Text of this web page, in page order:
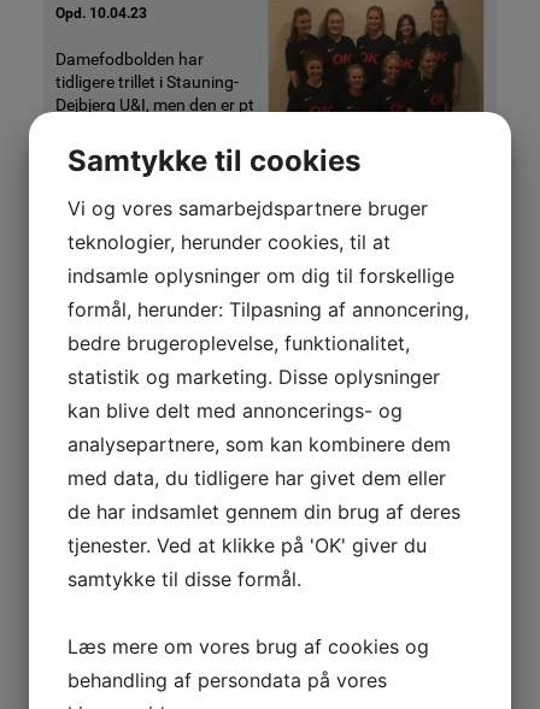
Opd. 10.04.23
Damefodbolden har
tidligere trillet i Stauning-
Dejbjerg U&I, men den er pt
I stedet kickstarter vi dette
"Vejen mod stjernerne".
Målet er naturligvis
boldspil, og derudover er godt humør og fællesskab to
meget vigtige elementer.
Vi ønsker, at tilbyde forskellige aktiviteter, men ligesom så
meget andet, så kræver det en tålmodig og god
frontperson, der vil stå for træningen.
Damefodbold:
Stauning-Dejbjerg U&I samarbejder med øvrige foreninger
i "FriskVind". Vi vil derfor opfordre til damefodbold i Lem
Boldklub, hvor du kan læse mere om deres seniorhold
påhttp://lemboldklub.dk/fodbold/
Er der en frivillig gemt i maven?
Dejbjerg U&I, så kontakt Karen Lundgaard Agerholm på
tlf.: 25382631. Vi har rekvisitterne, eller tilkøber gerne nye,
Samtykke til cookies
Vi og vores samarbejdspartnere bruger
teknologier, herunder cookies, til at
indsamle oplysninger om dig til forskellige
formål, herunder: Tilpasning af annoncering,
bedre brugeroplevelse, funktionalitet,
statistik og marketing. Disse oplysninger
kan blive delt med annoncerings- og
analysepartnere, som kan kombinere dem
med data, du tidligere har givet dem eller
de har indsamlet gennem din brug af deres
tjenester. Ved at klikke på 'OK' giver du
samtykke til disse formål.
Læs mere om vores brug af cookies og
behandling af persondata på vores